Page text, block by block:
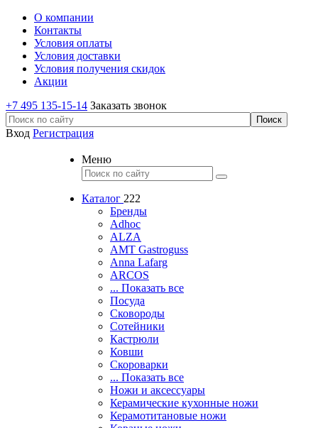
О компании
Контакты
Условия оплаты
Условия доставки
Условия получения скидок
Акции
+7 495 135-15-14 Заказать звонок
Вход Регистрация
Меню
Каталог 222
Бренды
Adhoc
ALZA
AMT Gastroguss
Anna Lafarg
ARCOS
... Показать все
Посуда
Сковороды
Сотейники
Кастрюли
Ковши
Скороварки
... Показать все
Ножи и аксессуары
Керамические кухонные ножи
Керамотитановые ножи